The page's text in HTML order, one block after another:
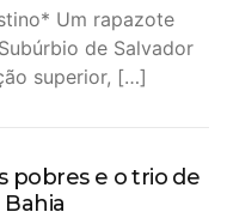
Um rapazote
de Salvador
superior, […]
pobres e o trio de